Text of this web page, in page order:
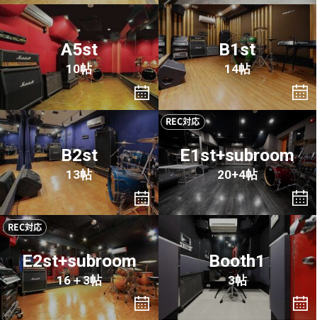
A5st
10帖
B1st
14帖
B2st
13帖
REC対応
E1st+subroom
20+4帖
REC対応
E2st+subroom
16＋3帖
Booth1
3帖